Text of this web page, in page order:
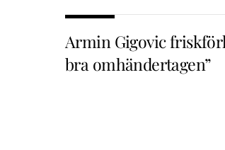
Armin Gigovic
bra omhändertagen”